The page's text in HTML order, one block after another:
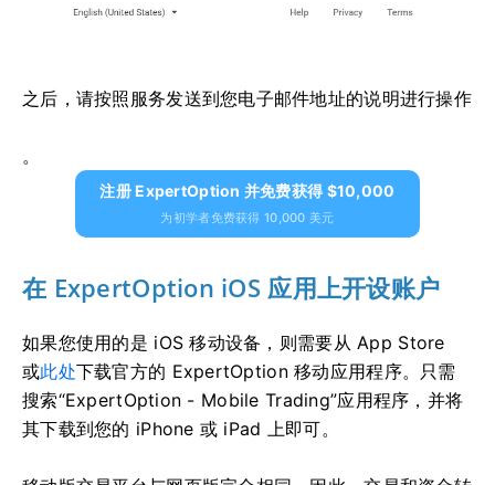
之后，请按照服务发送到您电子邮件地址的说明进行操作
。
注册 ExpertOption 并免费获得 $10,000
为初学者免费获得 10,000 美元
在 ExpertOption iOS 应用上开设账户
如果您使用的是 iOS 移动设备，则需要从 App Store
或此处下载官方的 ExpertOption 移动应用程序。只需
搜索“ExpertOption - Mobile Trading”应用程序，并将
其下载到您的 iPhone 或 iPad 上即可。